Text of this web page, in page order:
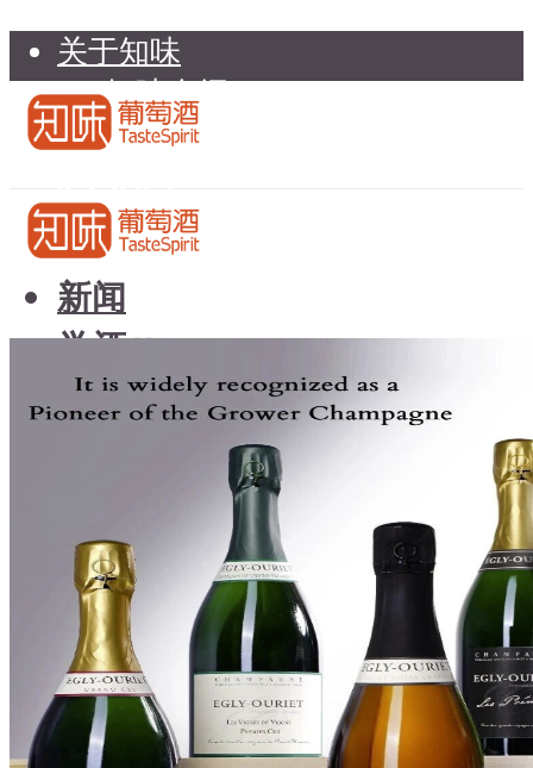
关于知味
知味介绍
知味专家顾问委员会
联系我们
知味荐酒
新闻
学酒
基础知识
酒具周边
投资收藏
留学教育
名庄
品鉴专栏
新闻
基础知识
品种
年份
酒具周边
投资收藏
留学教育